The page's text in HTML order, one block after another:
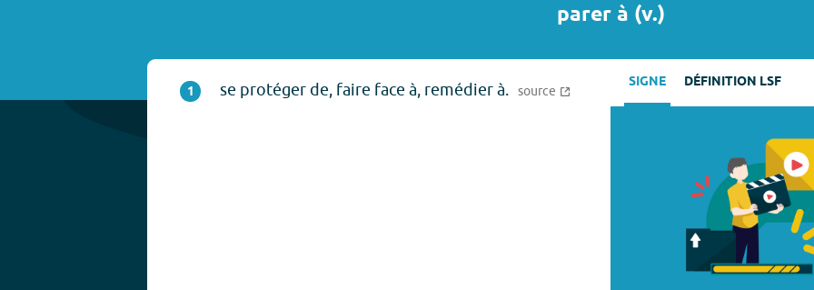
parer à (v.)
1 se protéger de, faire face à, remédier à. source SIGNE DÉFINITION LSF